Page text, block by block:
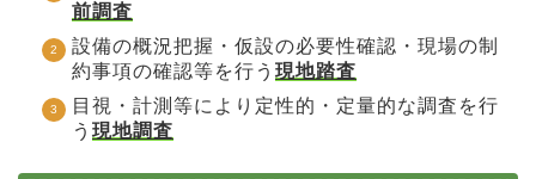
前調査
設備の概況把握・仮設の必要性確認・現場の制
約事項の確認等を行う 現地踏査
目視・計測等により定性的・定量的な調査を行
う 現地調査